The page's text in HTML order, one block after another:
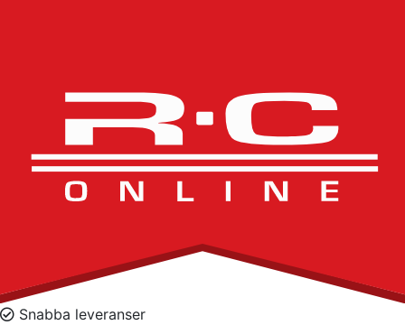
Snabba leveranser